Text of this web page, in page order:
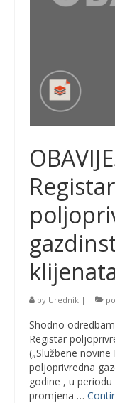
Registar
by Urednik |
Shodno
Registar
(„Službene
poljoprivredna
godine , u periodu
promjena …